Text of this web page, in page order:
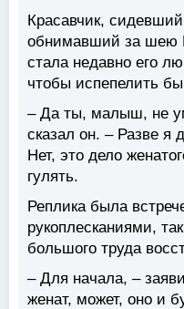
Красавчик,
обнимавший за шею
стала недавно его
чтобы испепелить
– Да ты, малыш, не
сказал он. – Разве я
Нет, это дело
гулять.
Реплика была
рукоплесканиями,
большого труда
– Для начала, –
женат, может, оно и